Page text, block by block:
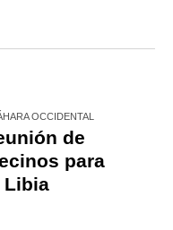
OCCIDENTAL
de
para
Libia